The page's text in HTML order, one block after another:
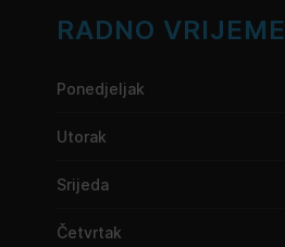
RADNO VRIJEME
Ponedjeljak
Utorak
Srijeda
Četvrtak